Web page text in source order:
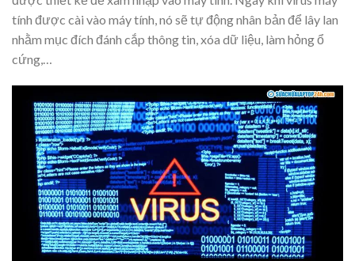
tính được cài vào máy tính, nó sẽ tự động nhân bản để lây lan
nhằm mục đích đánh cắp thông tin, xóa dữ liệu, làm hỏng ổ
cứng,…